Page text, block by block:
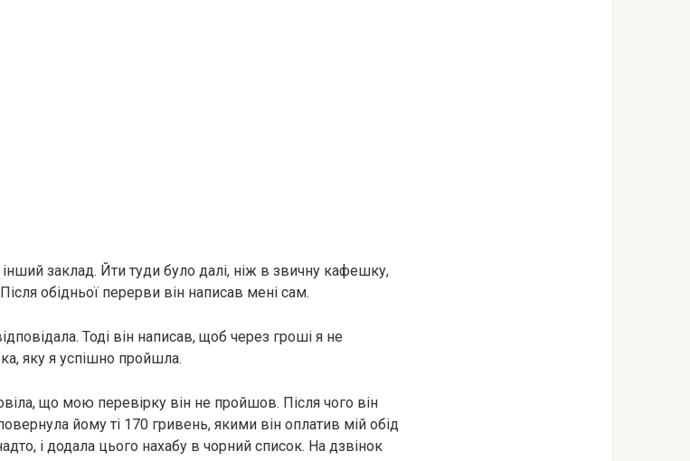
заклад. Йти туди було далі, ніж в звичну кафешку,
обідньої перерви він написав мені сам.
Тоді він написав, щоб через гроші я не
яку я успішно пройшла.
що мою перевірку він не пройшов. Після чого він
йому ті 170 гривень, якими він оплатив мій обід
і додала цього нахабу в чорний список. На дзвінок